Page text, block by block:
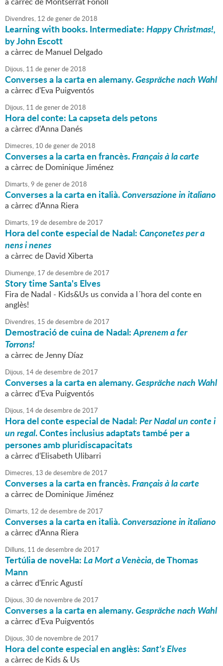
Divendres, 12 degenerde2018
Learning with books. Intermediate:Happy Christmas!,
by John Escott
a càrrec de Manuel Delgado
Dijous, 11 degenerde2018
Converses a la carta en alemany.Gespräche nach Wahl
a càrrec d'Eva Puigventós
Dijous, 11 degenerde2018
Hora del conte: La capseta dels petons
a càrrec d'Anna Danés
Dimecres, 10 degenerde2018
Converses a la carta en francès.Français à la carte
a càrrec de Dominique Jiménez
Dimarts,9 degenerde2018
Converses a la carta en italià.Conversazione in italiano
a càrrec d'Anna Riera
Dimarts, 19 dedesembrede2017
Hora del conte especial de Nadal:Cançonetes per a
nens i nenes
a càrrec de David Xiberta
Diumenge, 17 dedesembrede2017
Story time Santa's Elves
Fira de Nadal - Kids&Us us convida a l´hora del conte en
anglès!
Divendres, 15 dedesembrede2017
Demostració de cuina de Nadal:Aprenem a fer
Torrons!
a càrrec de Jenny Díaz
Dijous, 14dedesembrede2017
Converses a la carta en alemany.Gespräche nach Wahl
a càrrec d'Eva Puigventós
Dijous, 14dedesembrede2017
Hora del conte especial de Nadal:Per Nadal un conte i
un regal. Contes inclusius adaptats també per a
persones amb pluridiscapacitats
a càrrec d'Elisabeth Ulibarri
Dimecres, 13 dedesembrede2017
Converses a la carta en francès.Français à la carte
a càrrec de Dominique Jiménez
Dimarts, 12 dedesembrede2017
Converses a la carta en italià.Conversazione in italiano
a càrrec d'Anna Riera
Dilluns, 11 dedesembrede2017
Tertúlia de novel·la:La Mort a Venècia, de Thomas
Mann
a càrrec d'Enric Agustí
Dijous,30 de novembrede2017
Converses a la carta en alemany.Gespräche nach Wahl
a càrrec d'Eva Puigventós
Dijous,30 de novembrede2017
Hora del conte especial en anglès:Sant's Elves
a càrrec de Kids & Us